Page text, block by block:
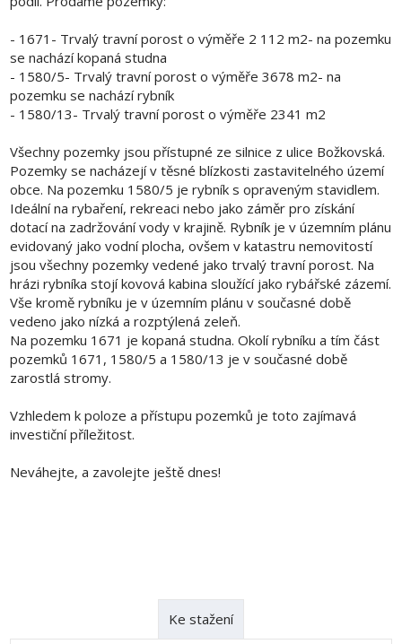
- 1671- Trvalý travní porost o výměře 2 112 m2- na pozemku
se nachází kopaná studna
- 1580/5- Trvalý travní porost o výměře 3678 m2- na
pozemku se nachází rybník
- 1580/13- Trvalý travní porost o výměře 2341 m2
Všechny pozemky jsou přístupné ze silnice z ulice Božkovská.
Pozemky se nacházejí v těsné blízkosti zastavitelného území
obce. Na pozemku 1580/5 je rybník s opraveným stavidlem.
Ideální na rybaření, rekreaci nebo jako záměr pro získání
dotací na zadržování vody v krajině. Rybník je v územním plánu
evidovaný jako vodní plocha, ovšem v katastru nemovitostí
jsou všechny pozemky vedené jako trvalý travní porost. Na
hrázi rybníka stojí kovová kabina sloužící jako rybářské zázemí.
Vše kromě rybníku je v územním plánu v současné době
vedeno jako nízká a rozptýlená zeleň.
Na pozemku 1671 je kopaná studna. Okolí rybníku a tím část
pozemků 1671, 1580/5 a 1580/13 je v současné době
zarostlá stromy.
Vzhledem k poloze a přístupu pozemků je toto zajímavá
investiční příležitost.
Neváhejte, a zavolejte ještě dnes!
Ke stažení